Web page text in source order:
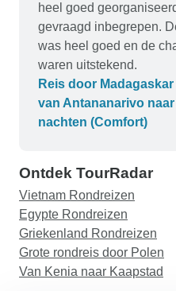
heel goed
gevraagd inbegrepen.
was heel goed en de
waren uitstekend.
Reis door
van Antananarivo
nachten (Comfort)
Ontdek TourRadar
Vietnam Rondreizen
Egypte Rondreizen
Griekenland Rondreizen
Grote rondreis door Polen
Van Kenia naar Kaapstad